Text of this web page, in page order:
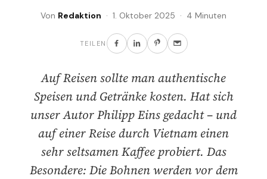
Von Redaktion · 1. Oktober 2025 · 4 Minuten
TEILEN
Auf Reisen sollte man authentische
Speisen und Getränke kosten. Hat sich
unser Autor Philipp Eins gedacht – und
auf einer Reise durch Vietnam einen
sehr seltsamen Kaffee probiert. Das
Besondere: Die Bohnen werden vor dem